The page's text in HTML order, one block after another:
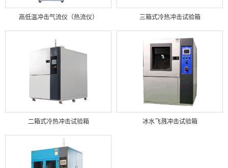
高低温冲击气流仪（热流仪） 三箱式冷热冲击试验箱
二箱式冷热冲击试验箱 冰水飞溅冲击试验箱